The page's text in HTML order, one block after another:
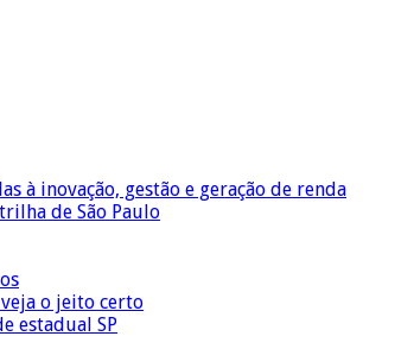
à inovação, gestão e geração de renda
de São Paulo
o jeito certo
estadual SP